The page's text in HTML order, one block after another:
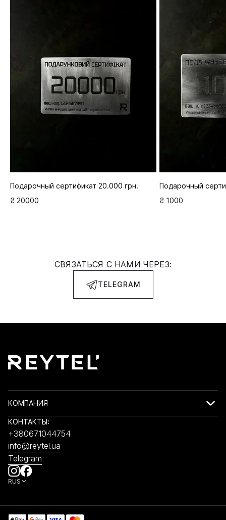
Подарочный сертификат 20.000 грн.
₴ 20000
Подарочный
₴ 1000
СВЯЗАТЬСЯ С НАМИ ЧЕРЕЗ:
TELEGRAM
КОМПАНИЯ
КОНТАКТЫ:
+380671044754
info@reytel.ua
Telegram
RUS